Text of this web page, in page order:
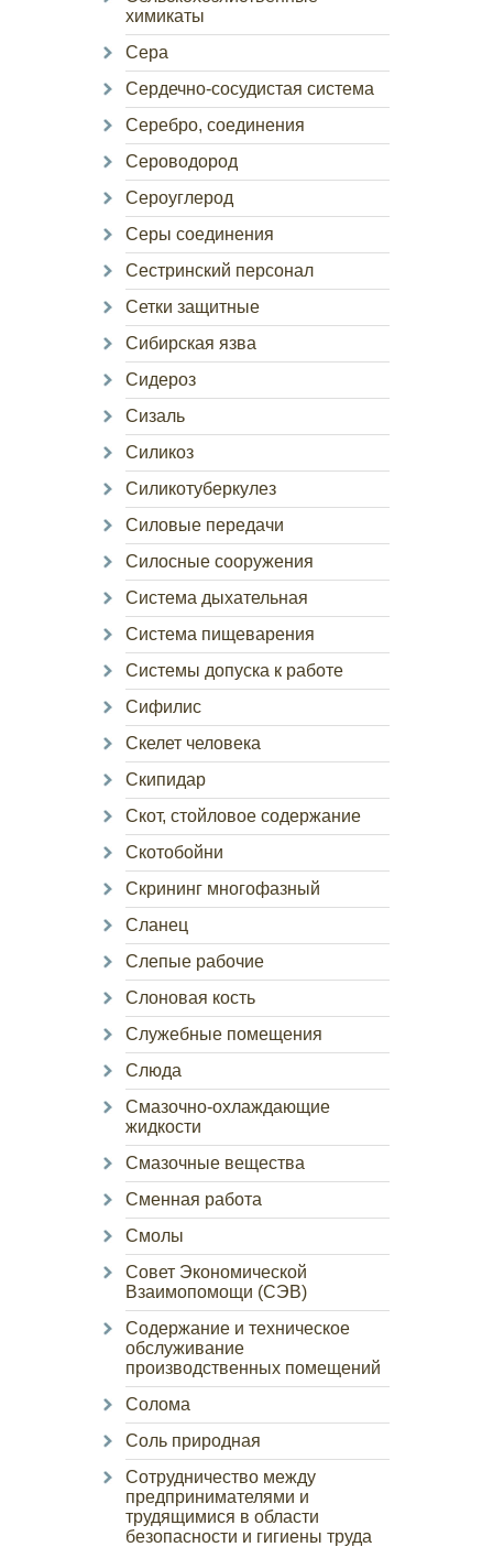
химикаты
Сера
Сердечно-сосудистая система
Серебро, соединения
Сероводород
Сероуглерод
Серы соединения
Сестринский персонал
Сетки защитные
Сибирская язва
Сидероз
Сизаль
Силикоз
Силикотуберкулез
Силовые передачи
Силосные сооружения
Система дыхательная
Система пищеварения
Системы допуска к работе
Сифилис
Скелет человека
Скипидар
Скот, стойловое содержание
Скотобойни
Скрининг многофазный
Сланец
Слепые рабочие
Слоновая кость
Служебные помещения
Слюда
Смазочно-охлаждающие
жидкости
Смазочные вещества
Сменная работа
Смолы
Совет Экономической
Взаимопомощи (СЭВ)
Содержание и техническое
обслуживание
производственных помещений
Солома
Соль природная
Сотрудничество между
предпринимателями и
трудящимися в области
безопасности и гигиены труда